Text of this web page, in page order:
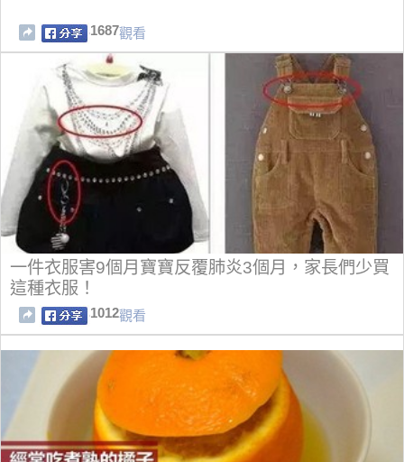
1687觀看
一件衣服害9個月寶寶反覆肺炎3個月，家長們少買
這種衣服！
1012觀看